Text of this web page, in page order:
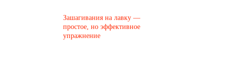
Зашагивания на лавку —
простое, но эффективное
упражнение